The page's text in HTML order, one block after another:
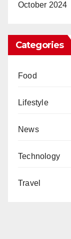
October 2024
Categories
Food
Lifestyle
News
Technology
Travel